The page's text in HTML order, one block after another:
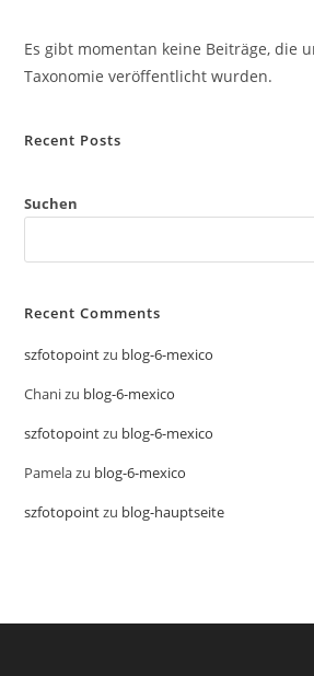
Es gibt momentan keine Beiträge, die
Taxonomie veröffentlicht wurden.
Recent Posts
Suchen
Recent Comments
szfotopointzu blog-6-mexico
Chanizu blog-6-mexico
szfotopointzu blog-6-mexico
Pamelazu blog-6-mexico
szfotopointzu blog-hauptseite